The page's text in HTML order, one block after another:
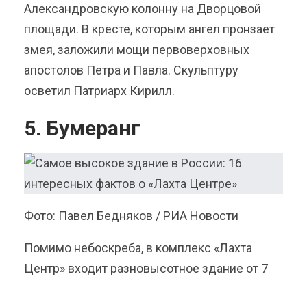
Александровскую колонну на Дворцовой
площади. В кресте, которым ангел пронзает
змея, заложили мощи первоверховных
апостолов Петра и Павла. Скульптуру
осветил Патриарх Кирилл.
5. Бумеранг
Фото: Павел Бедняков / РИА Новости
Помимо небоскреба, в комплекс «Лахта
Центр» входит разновысотное здание от 7